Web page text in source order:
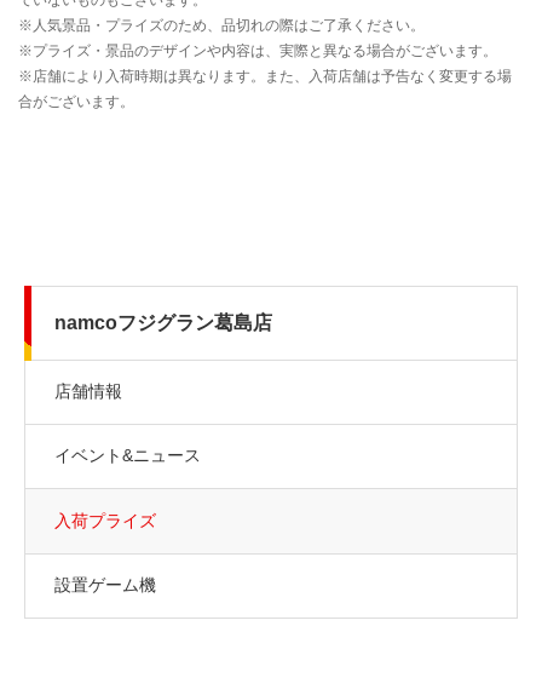
namcoフジグラン葛島店
店舗情報
イベント&ニュース
入荷プライズ
設置ゲーム機